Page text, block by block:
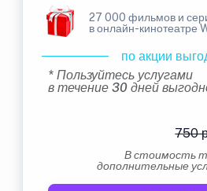
27 000 фильмов и
в онлайн-кинотеатре
по акции
* Пользуйтесь услугами
в течение 30 дней
750
В стоимость
дополнительные